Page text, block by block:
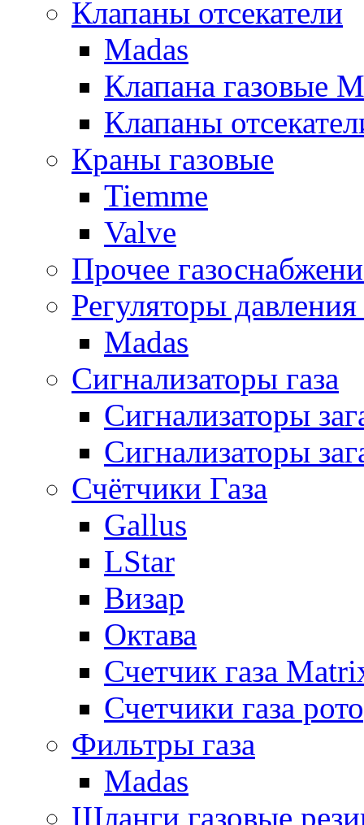
Клапаны отсекатели
Madas
Клапана газовые
Клапаны
Краны газовые
Tiemme
Valve
Прочее
Регуляторы давления
Madas
Сигнализаторы газа
Сигнализаторы
Сигнализаторы
Счётчики Газа
Gallus
LStar
Визар
Октава
Счетчик газа
Счетчики газа
Фильтры газа
Madas
Шланги газовые